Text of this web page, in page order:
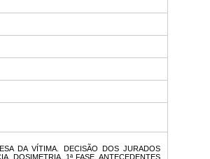
DA VÍTIMA. DECISÃO DOS JURADOS
DOSIMETRIA. 1ª FASE. ANTECEDENTES